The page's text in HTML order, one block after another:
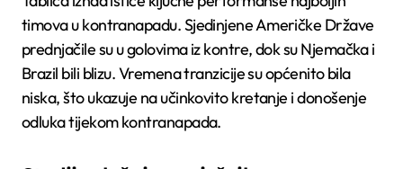
timova u kontranapadu. Sjedinjene Američke Države
prednjačile su u golovima iz kontre, dok su Njemačka i
Brazil bili blizu. Vremena tranzicije su općenito bila
niska, što ukazuje na učinkovito kretanje i donošenje
odluka tijekom kontranapada.